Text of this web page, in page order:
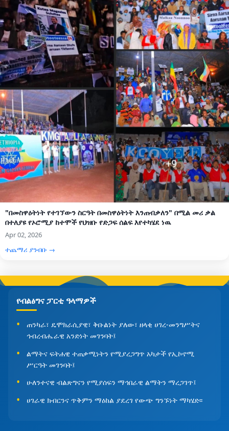
"በመስዋዕትነት የተገኘውን ስርዓት በመስዋዕትነት እንጠብቃለን" በሚል መሪ ቃል
በተለያዩ የኦሮሚያ ከተሞች የህዝቡ የድጋፍ ሰልፍ እየተካሄደ ነዉ
Apr 02, 2026
ተጨማሪ ያንብቡ →
የብልፅግና ፓርቲ ዓላማዎች
ጠንካራ፣ ዴሞክራሲያዊ፣ ቅቡልነት ያለው፣ ዘላቂ ሀገረ-መንግሥትና
ኅብረብሔራዊ አንድነት መገንባት፤
ልማትና ፍትሐዊ ተጠቃሚነትን የሚያረጋግጥ አካታች የኢኮኖሚ
ሥርዓት መገንባት፤
ሁለንተናዊ ብልጽግናን የሚያሰፍን ማኅበራዊ ልማትን ማረጋገጥ፤
ሀገራዊ ክብርንና ጥቅምን ማዕከል ያደረገ የውጭ ግንኙነት ማካሄድ፡፡